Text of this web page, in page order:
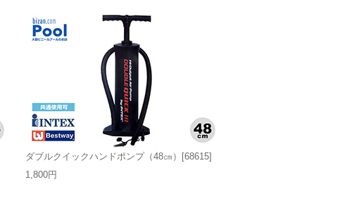
ダブルクイックハンドポンプ（48㎝）[68615]
1,800円